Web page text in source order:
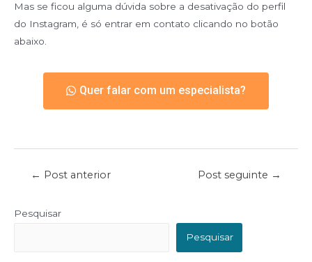
Mas se ficou alguma dúvida sobre a desativação do perfil
do Instagram, é só entrar em contato clicando no botão
abaixo.
Quer falar com um especialista?
← Post anterior Post seguinte →
Pesquisar
Pesquisar